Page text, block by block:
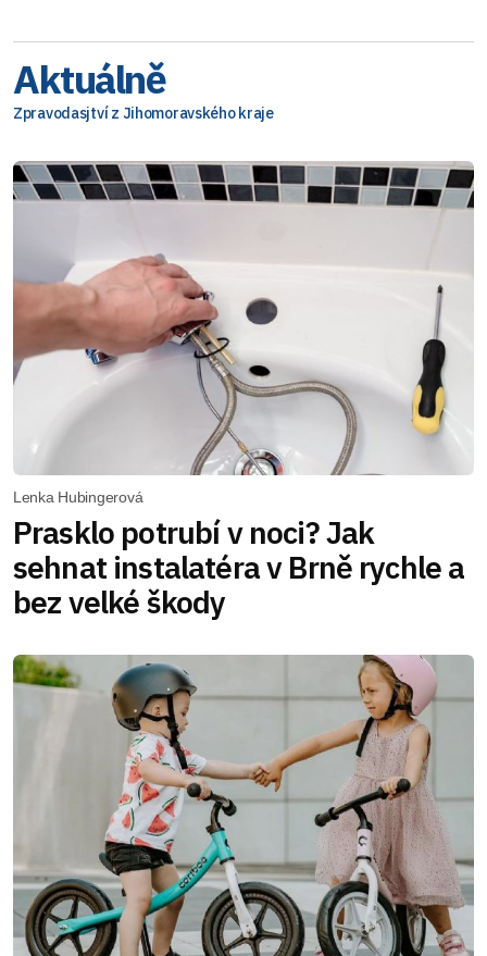
Aktuálně
Zpravodasjtví z Jihomoravského kraje
Lenka Hubingerová
Prasklo potrubí v noci? Jak
sehnat instalatéra v Brně rychle a
bez velké škody